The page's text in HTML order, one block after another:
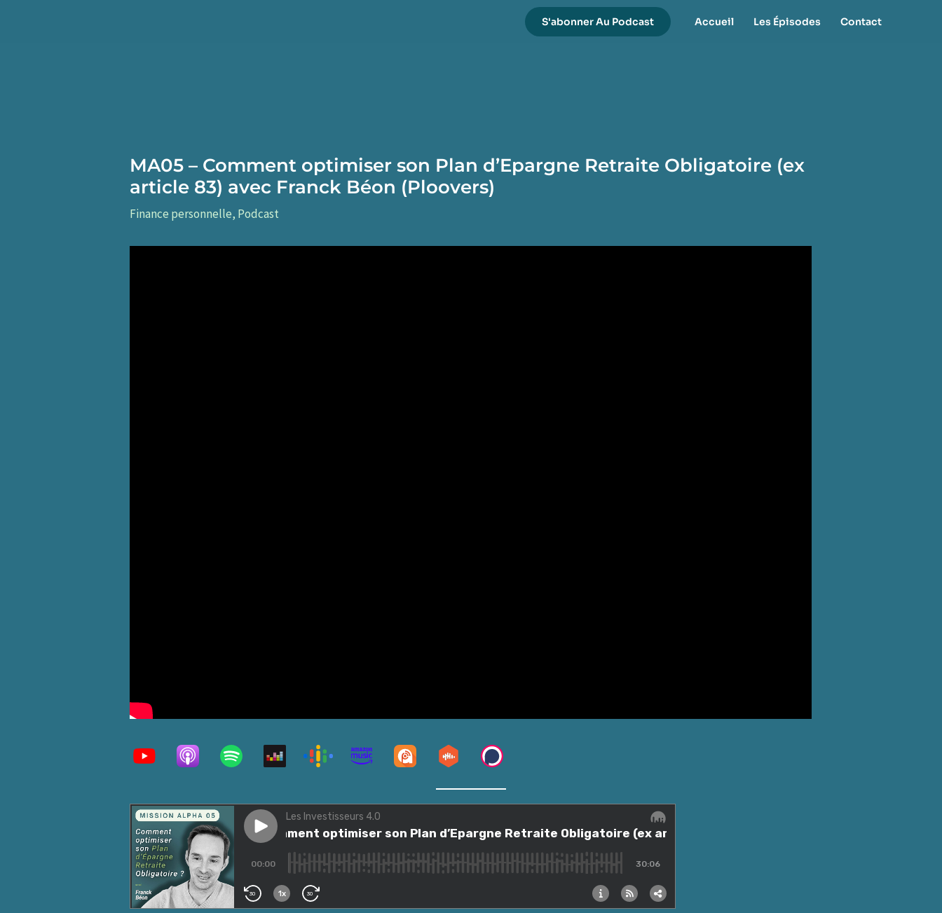
S'abonner Au Podcast Accueil Les Épisodes Contact
MA05 – Comment optimiser son Plan d’Epargne Retraite Obligatoire (ex
article 83) avec Franck Béon (Ploovers)
Finance personnelle, Podcast